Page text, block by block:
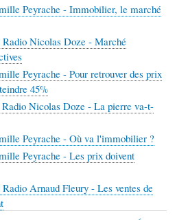
Peyrache - Immobilier, le marché
Nicolas Doze - Marché
Peyrache - Pour retrouver des prix
45%
Nicolas Doze - La pierre va-t-
Peyrache - Où va l'immobilier ?
Peyrache - Les prix doivent
Arnaud Fleury - Les ventes de